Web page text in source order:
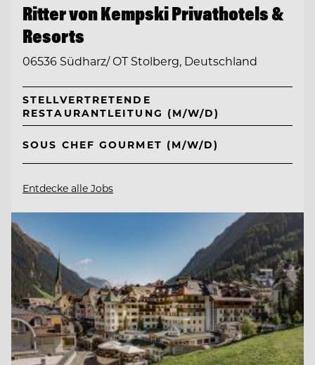
Ritter von Kempski Privathotels &
Resorts
06536 Südharz/ OT Stolberg, Deutschland
STELLVERTRETENDE
RESTAURANTLEITUNG (M/W/D)
SOUS CHEF GOURMET (M/W/D)
Entdecke alle Jobs